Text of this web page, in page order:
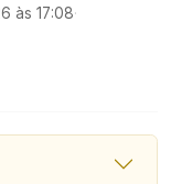
às 17:08·